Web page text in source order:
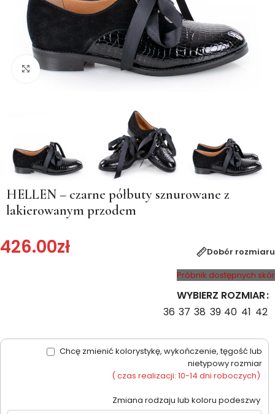
Kliknij, aby powiększyć
HELLEN – czarne półbuty sznurowane z
lakierowanym przodem
426.00zł
Dobór rozmiaru
Próbnik dostępnych skór
WYBIERZ ROZMIAR
36 37 38 39 40 41 42
Chcę zmienić kolorystykę, wykończenie, tęgość lub
nietypowy rozmiar
( czas realizacji: 10-14 dni roboczych)
Zmiana rodzaju lub koloru podeszwy